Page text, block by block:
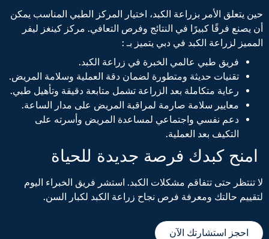
حين يتعلق الأمر بزراعة الكبد، اختيار المركز الطبي المناسب يمكن
أن يصنع فرقًا كبيرًا في النتائج وفرص التعافي. مركز كينغز ليفر
المميز لزراعة الكبد في دبي يتميز بـ :
فريق طبي عالمي الخبرة في زراعة الكبد.
تقنيات حديثة ومتطورة لضمان دقة العملية وسلامة المريض.
رعاية متكاملة بعد الزراعة تشمل متابعة دقيقة وتأهيل طبي.
معايير سلامة صارمة لمراقبة المريض على مدار الساعة.
دعم نفسي واجتماعي لمساعدة المريض وأسرته على
التكيف بعد العملية.
امنح كبدك فرصة جديدة للحياة
لا تنتظر حتى تتفاقم مشكلات الكبد. استشر فريق الخبراء اليوم
لتقييم حالتك ومعرفة فرص نجاح زراعة الكبد لكبار السن.
احجز استشارتك الآن